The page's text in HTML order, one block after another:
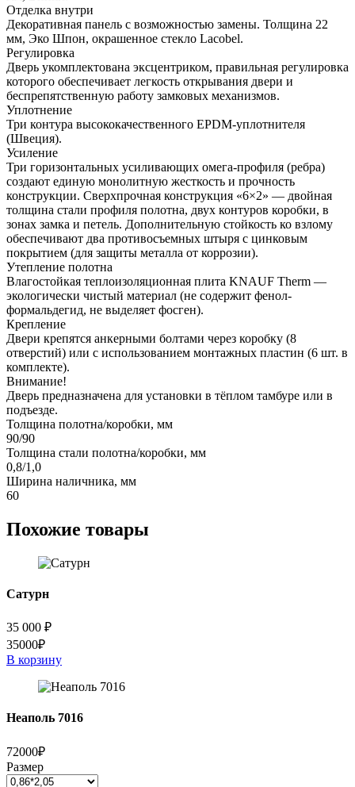
Отделка внутри
Декоративная панель с возможностью замены. Толщина 22
мм, Эко Шпон, окрашенное стекло Lacobel.
Регулировка
Дверь укомплектована эксцентриком, правильная регулировка
которого обеспечивает легкость открывания двери и
беспрепятственную работу замковых механизмов.
Уплотнение
Три контура высококачественного EPDM-уплотнителя
(Швеция).
Усиление
Три горизонтальных усиливающих омега-профиля (ребра)
создают единую монолитную жесткость и прочность
конструкции. Сверхпрочная конструкция «6×2» — двойная
толщина стали профиля полотна, двух контуров коробки, в
зонах замка и петель. Дополнительную стойкость ко взлому
обеспечивают два противосъемных штыря с цинковым
покрытием (для защиты металла от коррозии).
Утепление полотна
Влагостойкая теплоизоляционная плита KNAUF Therm —
экологически чистый материал (не содержит фенол-
формальдегид, не выделяет фосген).
Крепление
Двери крепятся анкерными болтами через коробку (8
отверстий) или с использованием монтажных пластин (6 шт. в
комплекте).
Внимание!
Дверь предназначена для установки в тёплом тамбуре или в
подъезде.
Толщина полотна/коробки, мм
90/90
Толщина стали полотна/коробки, мм
0,8/1,0
Ширина наличника, мм
60
Похожие товары
Сатурн
35 000 ₽
35000₽
В корзину
Неаполь 7016
72000₽
Размер